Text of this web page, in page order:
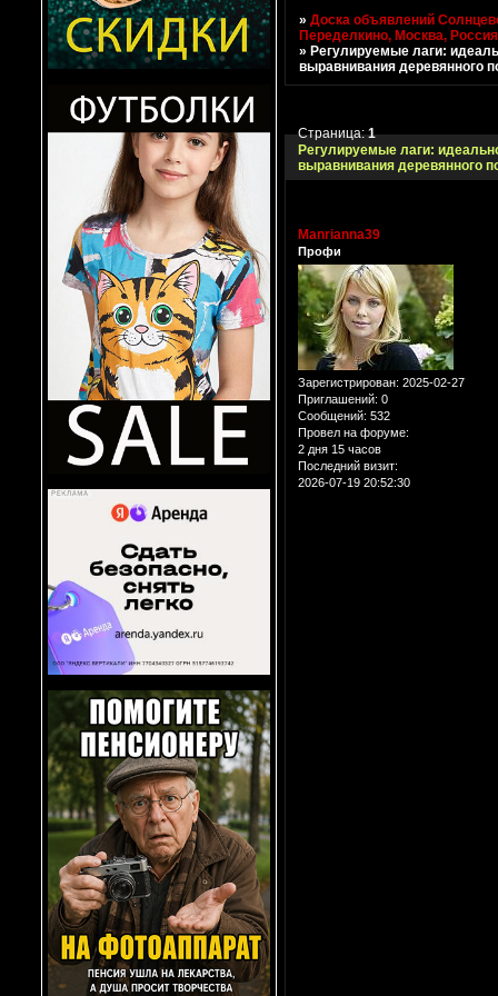
»Доска объявлений
Переделкино, Москва, Россия
»Регулируемые лаги:
выравнивания деревянного
Регулируемые лаги:
выравнивания деревянного
Страница:1
Manrianna39
Профи
Зарегистрирован: 2025-02-27
Приглашений: 0
Сообщений: 532
Провел на форуме:
2 дня 15 часов
Последний визит:
2026-07-19 20:52:30